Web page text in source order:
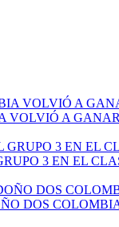
VOLVIÓ A
3 EN EL
DOS